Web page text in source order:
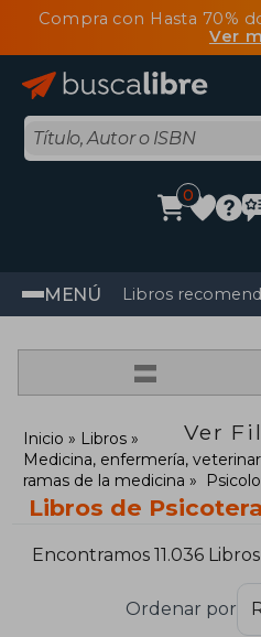
Compra con Hasta 70%
Ver
0
MENÚ Libros
=
Ver
Inicio
Libros
Medicina, enfermería,
ramas de la medicina
Libros de
Encontramos 11.036 Libros
Ordenar por